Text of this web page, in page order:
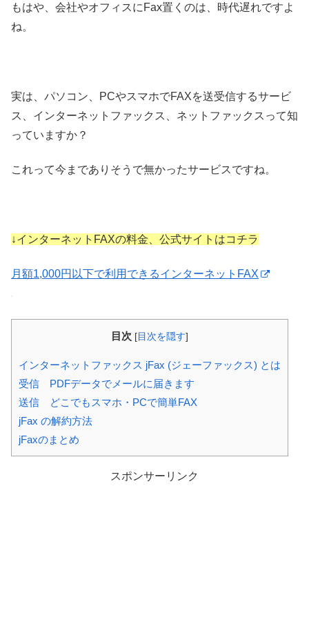
もはや、会社やオフィスにFax置くのは、時代遅れですよ
ね。
実は、パソコン、PCやスマホでFAXを送受信するサービ
ス、インターネットファックス、ネットファックスって知
っていますか？
これって今までありそうで無かったサービスですね。
↓インターネットFAXの料金、公式サイトはコチラ
月額1,000円以下で利用できるインターネットFAX
目次 [目次を隠す]
インターネットファックス jFax (ジェーファックス) とは
受信 PDFデータでメールに届きます
送信 どこでもスマホ・PCで簡単FAX
jFax の解約方法
jFaxのまとめ
スポンサーリンク